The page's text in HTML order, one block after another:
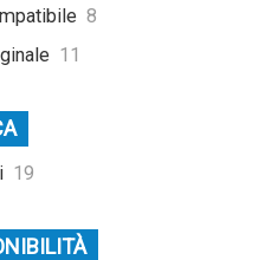
8
11
19